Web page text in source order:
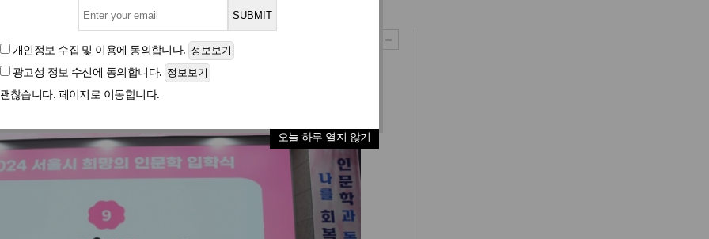
개인정보 수집 및 이용에 동의합니다.
광고성 정보 수신에 동의합니다.
괜찮습니다. 페이지로 이동합니다.
오늘 하루 열지 않기